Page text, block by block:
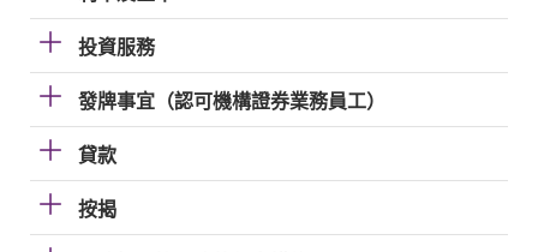
投資服務
發牌事宜（認可機構證券業務員工）
貸款
按揭